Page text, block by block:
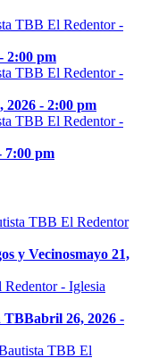
2:00 pm
2026 - 2:00 pm
7:00 pm
y Vecinosmayo 21,
TBBabril 26, 2026 -